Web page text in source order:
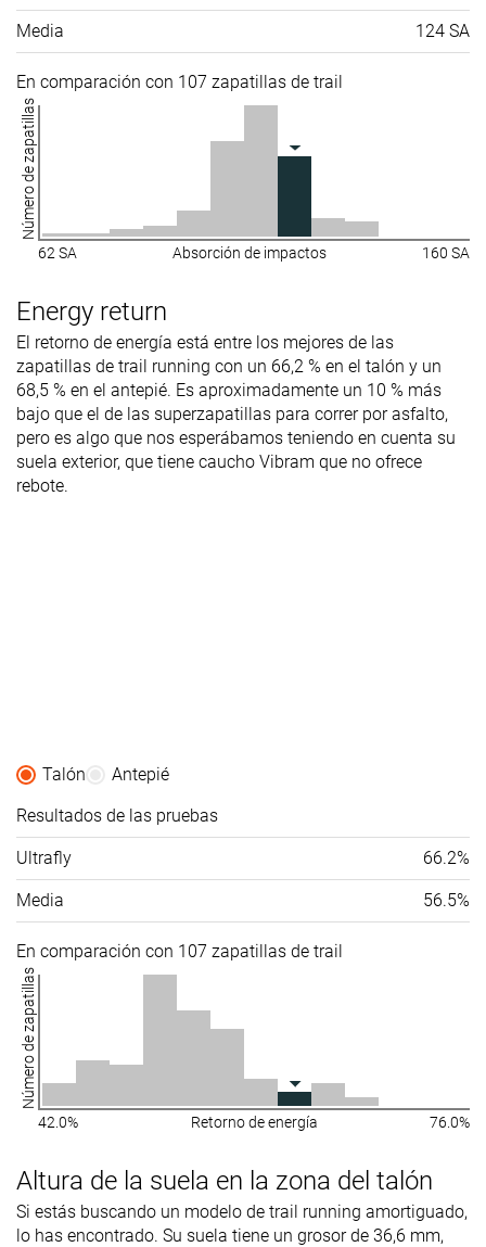
Media 124 SA
En comparación con 107 zapatillas de trail
Número de zapatillas
62 SA Absorción de impactos 160 SA
Energy return
El retorno de energía está entre los mejores de las
zapatillas de trail running con un 66,2 % en el talón y un
68,5 % en el antepié. Es aproximadamente un 10 % más
bajo que el de las superzapatillas para correr por asfalto,
pero es algo que nos esperábamos teniendo en cuenta su
suela exterior, que tiene caucho Vibram que no ofrece
rebote.
Talón
Antepié
Resultados de las pruebas
Ultrafly 66.2%
Media 56.5%
En comparación con 107 zapatillas de trail
Número de zapatillas
42.0% Retorno de energía 76.0%
Altura de la suela en la zona del talón
Si estás buscando un modelo de trail running amortiguado,
lo has encontrado. Su suela tiene un grosor de 36,6 mm,